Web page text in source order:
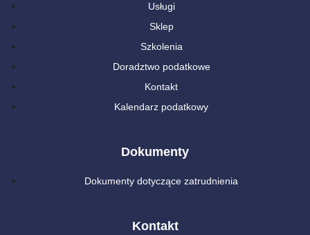
Usługi
Sklep
Szkolenia
Doradztwo podatkowe
Kontakt
Kalendarz podatkowy
Dokumenty
Dokumenty dotyczące zatrudnienia
Kontakt